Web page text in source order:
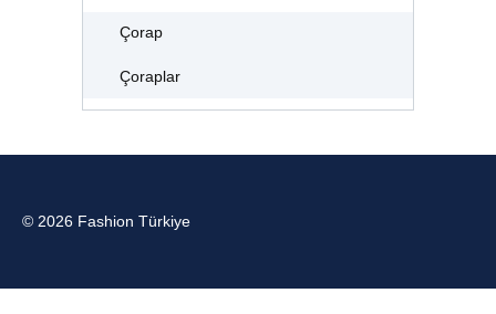
Çorap
Çoraplar
© 2026 Fashion Türkiye